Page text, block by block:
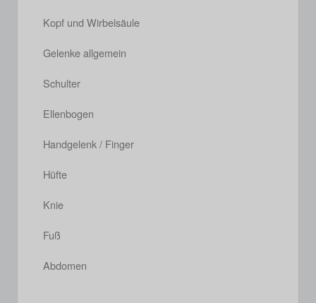
Kopf und Wirbelsäule
Gelenke allgemein
Schulter
Ellenbogen
Handgelenk / Finger
Hüfte
Knie
Fuß
Abdomen